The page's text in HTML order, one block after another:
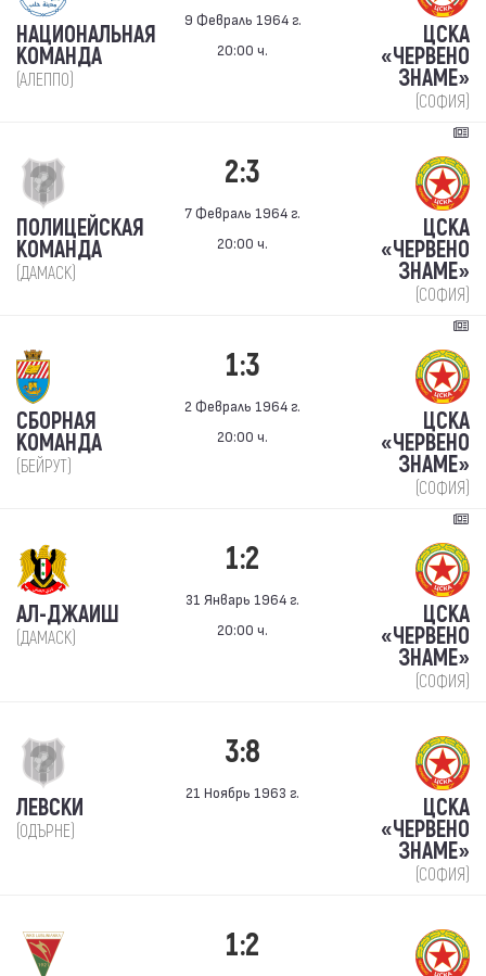
НАЦИОНАЛЬНАЯ
КОМАНДА
(АЛЕППО)
9 Февраль 1964 г.
20:00 ч.
ЦСКА
«ЧЕРВЕНО
ЗНАМЕ»
(СОФИЯ)
ПОЛИЦЕЙСКАЯ
КОМАНДА
(ДАМАСК)
2:3
7 Февраль 1964 г.
20:00 ч.
ЦСКА
«ЧЕРВЕНО
ЗНАМЕ»
(СОФИЯ)
СБОРНАЯ
КОМАНДА
(БЕЙРУТ)
1:3
2 Февраль 1964 г.
20:00 ч.
ЦСКА
«ЧЕРВЕНО
ЗНАМЕ»
(СОФИЯ)
АЛ-ДЖАИШ
(ДАМАСК)
1:2
31 Январь 1964 г.
20:00 ч.
ЦСКА
«ЧЕРВЕНО
ЗНАМЕ»
(СОФИЯ)
ЛЕВСКИ
(ОДЪРНЕ)
3:8
21 Ноябрь 1963 г.
ЦСКА
«ЧЕРВЕНО
ЗНАМЕ»
(СОФИЯ)
1:2